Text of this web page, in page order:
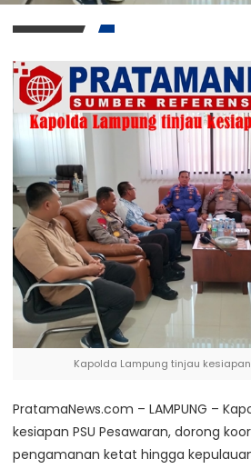
Kapolda Lampung tinjau kesiapan
PratamaNews.com – LAMPUNG –
kesiapan PSU Pesawaran, dorong
pengamanan ketat hingga